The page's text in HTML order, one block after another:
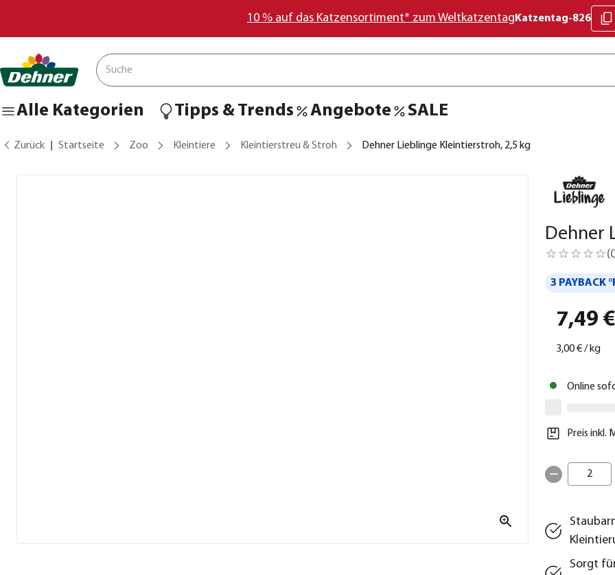
10 % auf das Katzensortiment* zum Weltkatzentag Katzentag-826
Alle Kategorien Tipps & Trends Angebote SALE
Zurück Startseite Zoo Kleintiere Kleintierstreu & Stroh Dehner Lieblinge Kleintierstroh, 2,5 kg
Dehner
(
3 PAYBACK
7,49 €
3,00 €/ kg
Online
Preis inkl.
2
Sorgt